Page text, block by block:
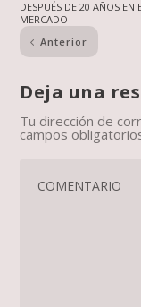
DESPUÉS DE 20 AÑOS EN
MERCADO
Anterior
Deja una
Tu dirección de
campos